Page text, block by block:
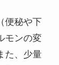
便秘や下
モンの変
た、少量